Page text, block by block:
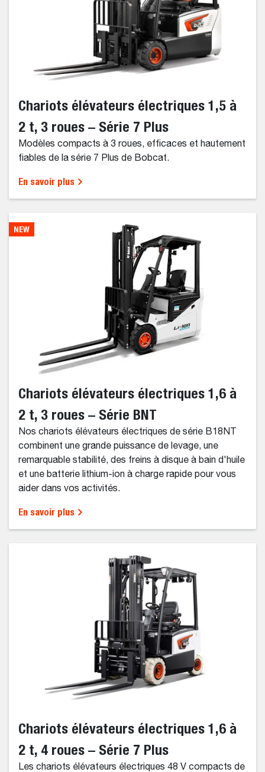
Chariots élévateurs électriques 1,5 à
2 t, 3 roues – Série 7 Plus
Modèles compacts à 3 roues, efficaces et hautement
fiables de la série 7 Plus de Bobcat.
En savoir plus
NEW
Chariots élévateurs électriques 1,6 à
2 t, 3 roues – Série BNT
Nos chariots élévateurs électriques de série B18NT
combinent une grande puissance de levage, une
remarquable stabilité, des freins à disque à bain d'huile
et une batterie lithium-ion à charge rapide pour vous
aider dans vos activités.
En savoir plus
Chariots élévateurs électriques 1,6 à
2 t, 4 roues – Série 7 Plus
Les chariots élévateurs électriques 48 V compacts de